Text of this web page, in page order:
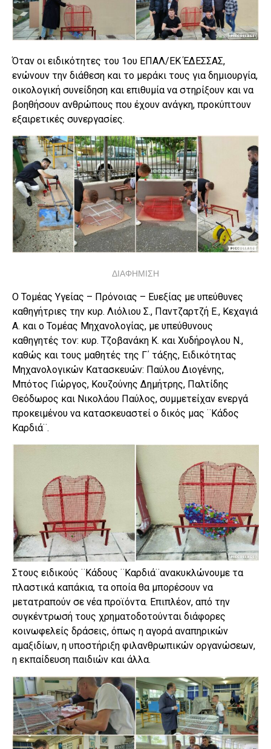
Όταν οι ειδικότητες του 1ου ΕΠΑΛ/ΕΚ ΈΔΕΣΣΑΣ,
ενώνουν την διάθεση και το μεράκι τους για δημιουργία,
οικολογική συνείδηση και επιθυμία να στηρίξουν και να
βοηθήσουν ανθρώπους που έχουν ανάγκη, προκύπτουν
εξαιρετικές συνεργασίες.
ΔΙΑΦΗΜΙΣΗ
Ο Τομέας Υγείας – Πρόνοιας – Ευεξίας με υπεύθυνες
καθηγήτριες την κυρ. Λιόλιου Σ., Παντζαρτζή Ε., Κεχαγιά
Α. και ο Τομέας Μηχανολογίας, με υπεύθυνους
καθηγητές τον: κυρ. Τζοβανάκη Κ. και Χυδήρογλου Ν.,
καθώς και τους μαθητές της Γ΄ τάξης, Ειδικότητας
Μηχανολογικών Κατασκευών: Παύλου Διογένης,
Μπότος Γιώργος, Κουζούνης Δημήτρης, Παλτίδης
Θεόδωρος και Νικολάου Παύλος, συμμετείχαν ενεργά
προκειμένου να κατασκευαστεί ο δικός μας ¨Κάδος
Καρδιά¨.
Στους ειδικούς ¨Κάδους ¨Καρδιά¨ανακυκλώνουμε τα
πλαστικά καπάκια, τα οποία θα μπορέσουν να
μετατραπούν σε νέα προϊόντα. Επιπλέον, από την
συγκέντρωσή τους χρηματοδοτούνται διάφορες
κοινωφελείς δράσεις, όπως η αγορά αναπηρικών
αμαξιδίων, η υποστήριξη φιλανθρωπικών οργανώσεων,
η εκπαίδευση παιδιών και άλλα.